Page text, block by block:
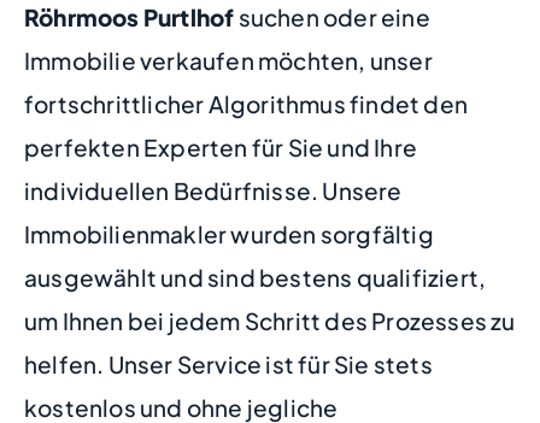
Röhrmoos Purtlhof suchen oder eine
Immobilie verkaufen möchten, unser
fortschrittlicher Algorithmus findet den
perfekten Experten für Sie und Ihre
individuellen Bedürfnisse. Unsere
Immobilienmakler wurden sorgfältig
ausgewählt und sind bestens qualifiziert,
um Ihnen bei jedem Schritt des Prozesses zu
helfen. Unser Service ist für Sie stets
kostenlos und ohne jegliche